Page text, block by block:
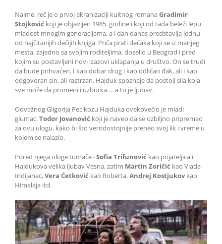
Naime, reč je o prvoj ekranizaciji kultnog romana Gradimir
Stojković koji je objavljen 1985. godine i koji od tada beleži lepu
mladost mnogim generacijama, a i dan danas predstavlja jednu
od najčitanijih dečijih knjiga. Priča prati dečaka koji se iz manjeg
mesta, zajedno sa svojim roditeljima, doselio u Beograd i pred
kojim su postavljeni novi izazovi uklapanja u društvo. On se trudi
da bude prihvaćen. I kao dobar drug i kao odličan đak, ali i kao
odgovoran sin, ali rastrzan, Hajduk spoznaje da postoji sila koja
sve može da promeni i uzburka…. a to je ljubav.
Odvažnog Gligorija Pecikozu Hajduka ovekovečio je mladi
glumac,Todor Jovanović koji je naveo da se ozbiljno pripremao
za ovu ulogu, kako bi što verodostojnije preneo svoj lik i vreme u
kojem se nalazio.
Pored njega uloge tumače iSofia Trifunović kao prijateljica i
Hajdukova velika ljubav Vesna, zatim Martin Zoričić kao Vlada
Indijanac,Vera Ćetković kao Roberta,Andrej Kostjukovkao
Himalaja itd.